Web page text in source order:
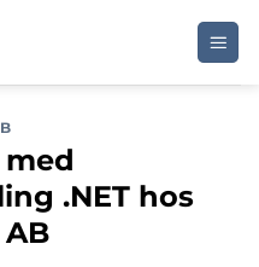
.NET hos